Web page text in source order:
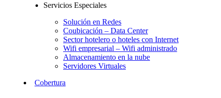
Servicios Especiales
Solución en Redes
Coubicación – Data Center
Sector hotelero o hoteles con Internet
Wifi empresarial – Wifi administrado
Almacenamiento en la nube
Servidores Virtuales
Cobertura